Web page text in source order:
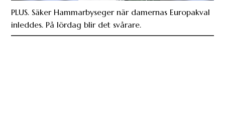
PLUS. Säker Hammarbyseger när damernas Europakval
inleddes. På lördag blir det svårare.